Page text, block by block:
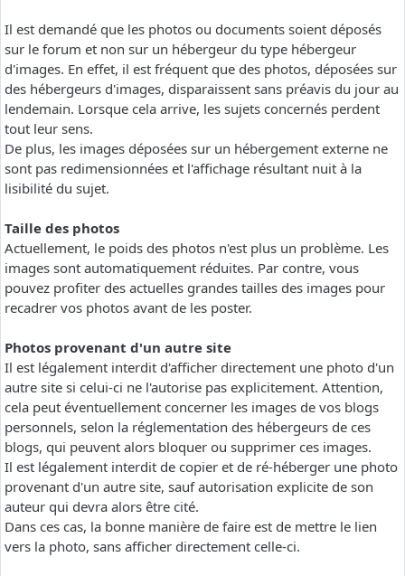
Il est demandé que les photos ou documents soient déposés
sur le forum et non sur un hébergeur du type hébergeur
d'images. En effet, il est fréquent que des photos, déposées sur
des hébergeurs d'images, disparaissent sans préavis du jour au
lendemain. Lorsque cela arrive, les sujets concernés perdent
tout leur sens.
De plus, les images déposées sur un hébergement externe ne
sont pas redimensionnées et l'affichage résultant nuit à la
lisibilité du sujet.
Taille des photos
Actuellement, le poids des photos n'est plus un problème. Les
images sont automatiquement réduites. Par contre, vous
pouvez profiter des actuelles grandes tailles des images pour
recadrer vos photos avant de les poster.
Photos provenant d'un autre site
Il est légalement interdit d'afficher directement une photo d'un
autre site si celui-ci ne l'autorise pas explicitement. Attention,
cela peut éventuellement concerner les images de vos blogs
personnels, selon la réglementation des hébergeurs de ces
blogs, qui peuvent alors bloquer ou supprimer ces images.
Il est légalement interdit de copier et de ré-héberger une photo
provenant d'un autre site, sauf autorisation explicite de son
auteur qui devra alors être cité.
Dans ces cas, la bonne manière de faire est de mettre le lien
vers la photo, sans afficher directement celle-ci.